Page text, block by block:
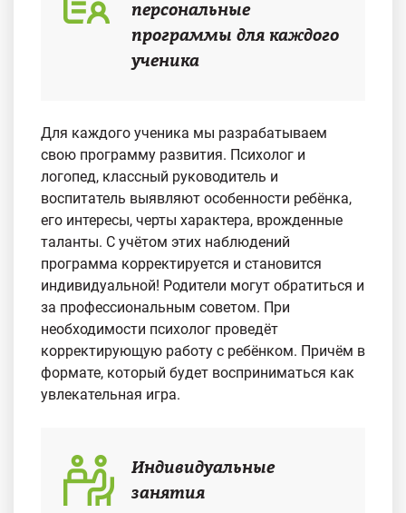
персональные
программы для каждого
ученика
Для каждого ученика мы разрабатываем
свою программу развития. Психолог и
логопед, классный руководитель и
воспитатель выявляют особенности ребёнка,
его интересы, черты характера, врожденные
таланты. С учётом этих наблюдений
программа корректируется и становится
индивидуальной! Родители могут обратиться и
за профессиональным советом. При
необходимости психолог проведёт
корректирующую работу с ребёнком. Причём в
формате, который будет восприниматься как
увлекательная игра.
Индивидуальные
занятия